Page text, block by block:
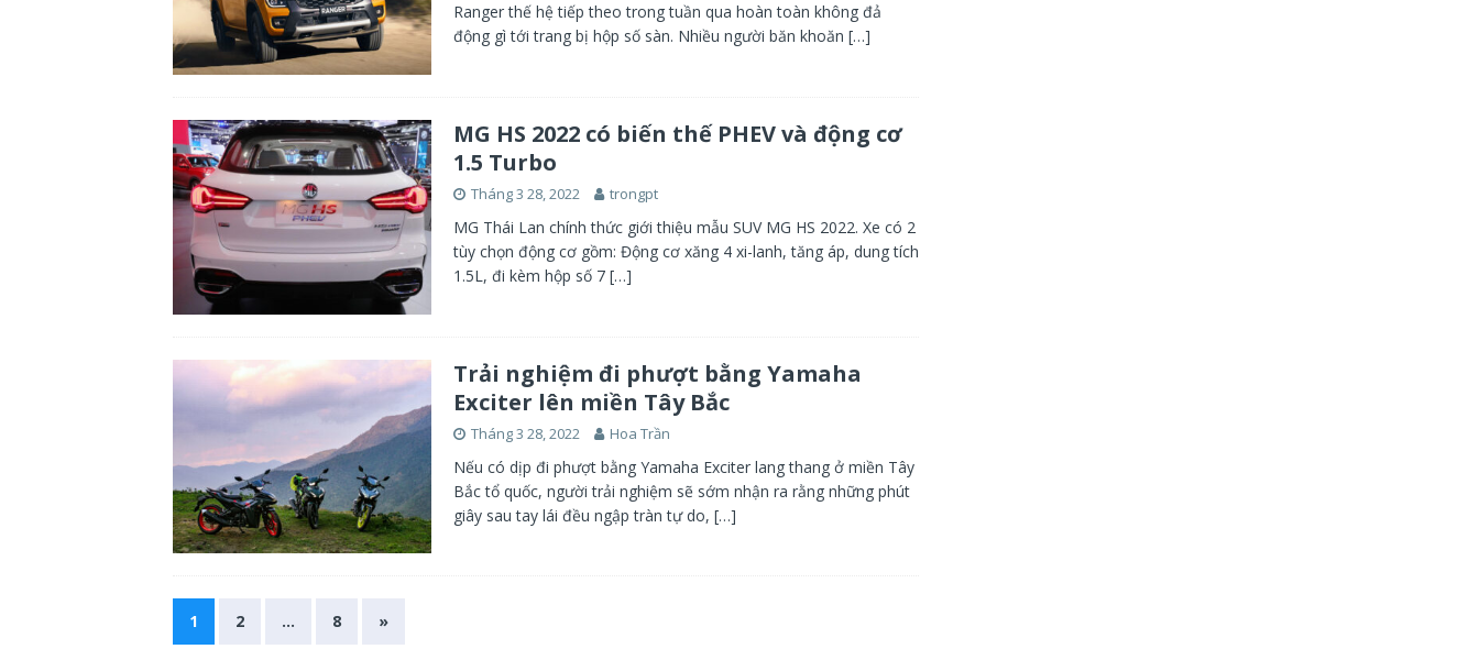
Ranger thế hệ tiếp theo trong tuần qua hoàn toàn không đả
động gì tới trang bị hộp số sàn. Nhiều người băn khoăn […]
MG HS 2022 có biến thế PHEV và động cơ
1.5 Turbo
Tháng 3 28, 2022 trongpt
MG Thái Lan chính thức giới thiệu mẫu SUV MG HS 2022. Xe có 2
tùy chọn động cơ gồm: Động cơ xăng 4 xi-lanh, tăng áp, dung tích
1.5L, đi kèm hộp số 7 […]
Trải nghiệm đi phượt bằng Yamaha
Exciter lên miền Tây Bắc
Tháng 3 28, 2022 Hoa Trần
Nếu có dịp đi phượt bằng Yamaha Exciter lang thang ở miền Tây
Bắc tổ quốc, người trải nghiệm sẽ sớm nhận ra rằng những phút
giây sau tay lái đều ngập tràn tự do, […]
1 2 … 8 »